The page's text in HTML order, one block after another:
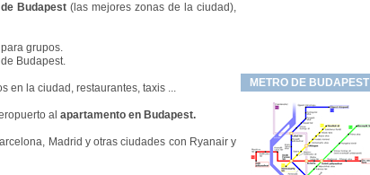
Budapest (las mejores zonas de la ciudad),
para grupos.
Budapest.
en la ciudad, restaurantes, taxis ...
al apartamento en Budapest.
Madrid y otras ciudades con Ryanair y
METRO DE BUDAPEST